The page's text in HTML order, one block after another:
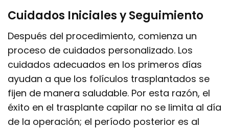
Cuidados Iniciales y Seguimiento
Después del procedimiento, comienza un
proceso de cuidados personalizado. Los
cuidados adecuados en los primeros días
ayudan a que los folículos trasplantados se
fijen de manera saludable. Por esta razón, el
éxito en el trasplante capilar no se limita al día
de la operación; el período posterior es al